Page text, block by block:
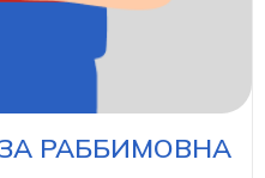
РАББИМОВНА